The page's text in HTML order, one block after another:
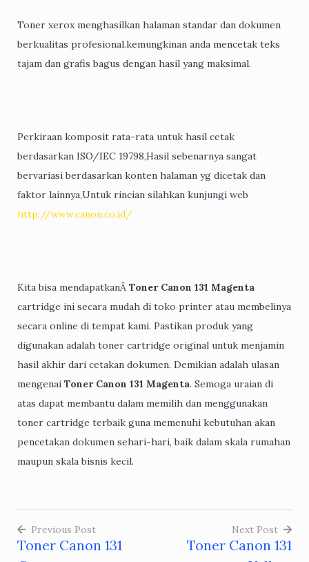
Toner xerox menghasilkan halaman standar dan dokumen
berkualitas profesional.kemungkinan anda mencetak teks
tajam dan grafis bagus dengan hasil yang maksimal.
Perkiraan komposit rata-rata untuk hasil cetak
berdasarkan ISO/IEC 19798,Hasil sebenarnya sangat
bervariasi berdasarkan konten halaman yg dicetak dan
faktor lainnya,Untuk rincian silahkan kunjungi web
http://www.canon.co.id/
Kita bisa mendapatkanÂ Toner Canon 131 Magenta
cartridge ini secara mudah di toko printer atau membelinya
secara online di tempat kami. Pastikan produk yang
digunakan adalah toner cartridge original untuk menjamin
hasil akhir dari cetakan dokumen. Demikian adalah ulasan
mengenai Toner Canon 131 Magenta. Semoga uraian di
atas dapat membantu dalam memilih dan menggunakan
toner cartridge terbaik guna memenuhi kebutuhan akan
pencetakan dokumen sehari-hari, baik dalam skala rumahan
maupun skala bisnis kecil.
Post
Previous Post
Toner Canon 131
Next Post
Toner Canon 131